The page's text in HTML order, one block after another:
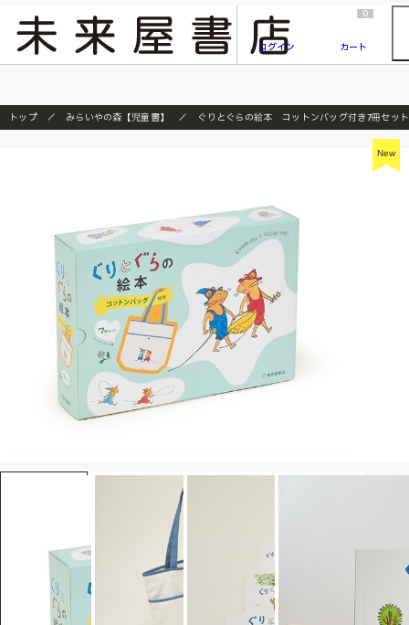
『ONE PIECE magazine 021 ONE PIECEカード付き同梱版』発売延期のご案内
ログイン
0
カート
トップ みらいやの森【児童書】 ぐりとぐらの絵本 コットンバッグ付き7冊セット
New